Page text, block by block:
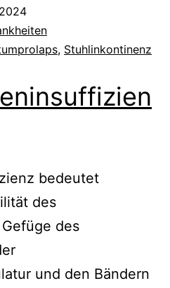
, Stuhlinkontinenz
bedeutet
des
des
und den Bändern